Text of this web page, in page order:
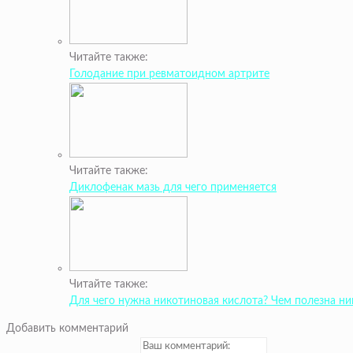
Читайте также:
Голодание при ревматоидном артрите
Читайте также:
Диклофенак мазь для чего применяется
Читайте также:
Для чего нужна никотиновая кислота? Чем полезна
Добавить комментарий